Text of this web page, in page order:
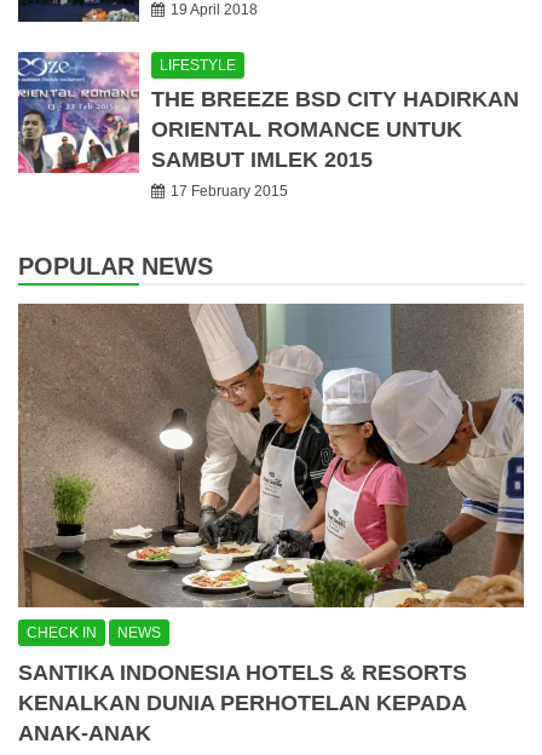
19 April 2018
LIFESTYLE
THE BREEZE BSD CITY HADIRKAN
ORIENTAL ROMANCE UNTUK
SAMBUT IMLEK 2015
17 February 2015
POPULAR NEWS
CHECK IN NEWS
SANTIKA INDONESIA HOTELS & RESORTS
KENALKAN DUNIA PERHOTELAN KEPADA
ANAK-ANAK